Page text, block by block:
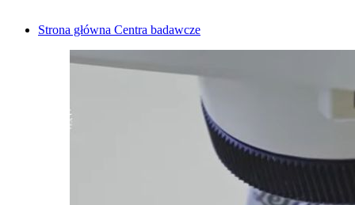
Strona główna Centra badawcze